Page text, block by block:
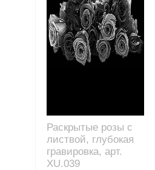
Раскрытые розы с
листвой, глубокая
гравировка, арт.
XU.039